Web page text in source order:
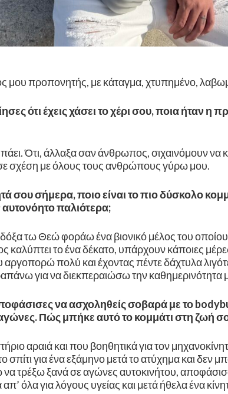
μου προπονητής, με κάταγμα, χτυπημένο,
ότι έχεις χάσει το χέρι σου, ποια ήταν
πάει. Ότι, άλλαξα σαν άνθρωπος, σιχαινόμουν να
σχέση με όλους τους ανθρώπους γύρω μου.
σου σήμερα, ποιο είναι το πιο δύσκολο
παλιότερα;
τω Θεώ φοράω ένα βιονικό μέλος του
καλύπτει το ένα δέκατο, υπάρχουν κάποιες
πολύ και έχοντας πέντε δάχτυλα
για να διεκπεραιώσω την καθημερινότητα
να ασχοληθείς σοβαρά με το
αγώνες. Πώς μπήκε αυτό το κομμάτι στη ζωή
αραιά και που βοηθητικά για τον
σπίτι για ένα εξάμηνο μετά το ατύχημα και δεν
τρέξω ξανά σε αγώνες αυτοκινήτου,
όλα για λόγους υγείας και μετά ήθελα ένα